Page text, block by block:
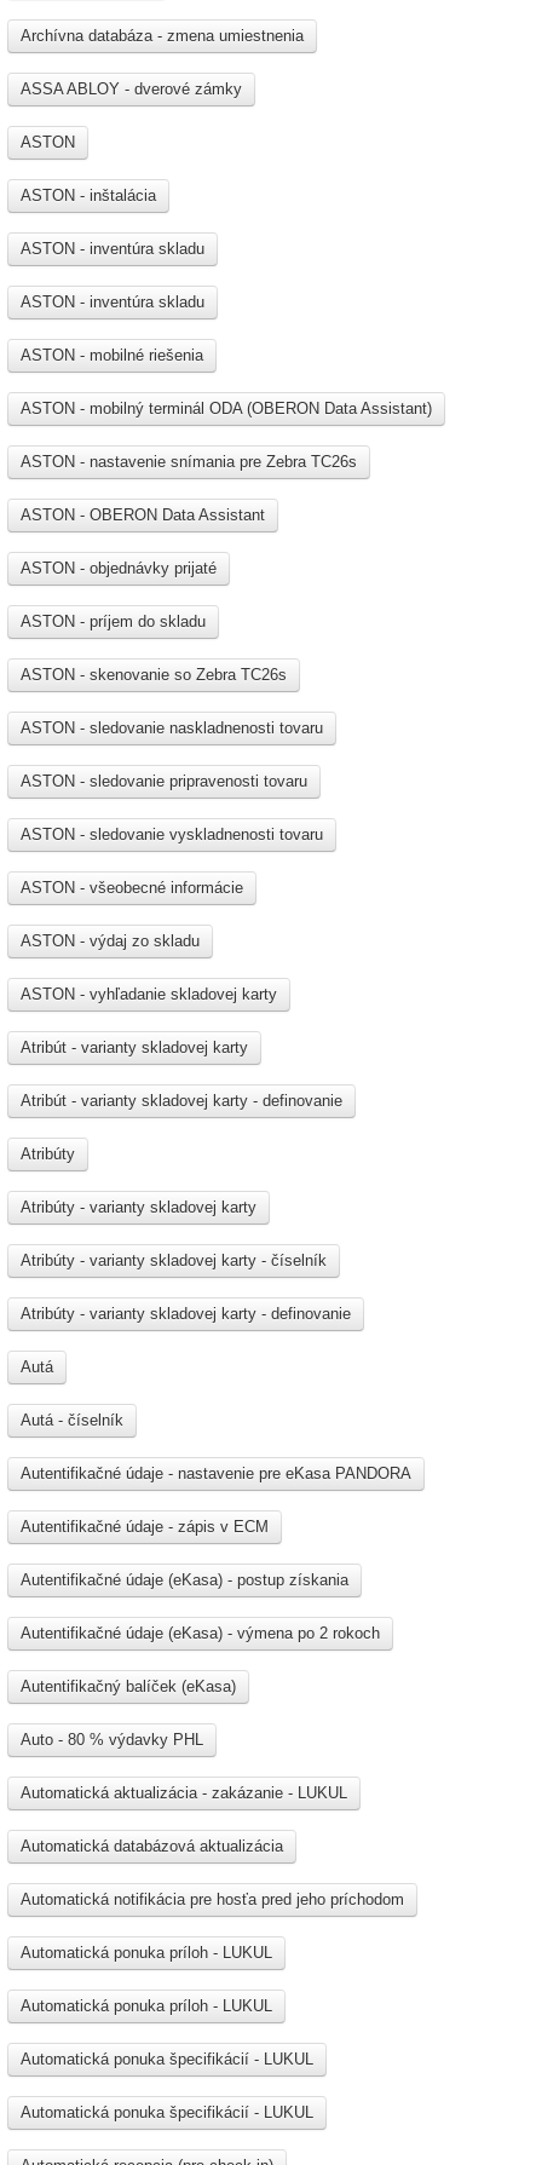
Archívna databáza - zmena umiestnenia
ASSA ABLOY - dverové zámky
ASTON
ASTON - inštalácia
ASTON - inventúra skladu
ASTON - inventúra skladu
ASTON - mobilné riešenia
ASTON - mobilný terminál ODA (OBERON Data Assistant)
ASTON - nastavenie snímania pre Zebra TC26s
ASTON - OBERON Data Assistant
ASTON - objednávky prijaté
ASTON - príjem do skladu
ASTON - skenovanie so Zebra TC26s
ASTON - sledovanie naskladnenosti tovaru
ASTON - sledovanie pripravenosti tovaru
ASTON - sledovanie vyskladnenosti tovaru
ASTON - všeobecné informácie
ASTON - výdaj zo skladu
ASTON - vyhľadanie skladovej karty
Atribút - varianty skladovej karty
Atribút - varianty skladovej karty - definovanie
Atribúty
Atribúty - varianty skladovej karty
Atribúty - varianty skladovej karty - číselník
Atribúty - varianty skladovej karty - definovanie
Autá
Autá - číselník
Autentifikačné údaje - nastavenie pre eKasa PANDORA
Autentifikačné údaje - zápis v ECM
Autentifikačné údaje (eKasa) - postup získania
Autentifikačné údaje (eKasa) - výmena po 2 rokoch
Autentifikačný balíček (eKasa)
Auto - 80 % výdavky PHL
Automatická aktualizácia - zakázanie - LUKUL
Automatická databázová aktualizácia
Automatická notifikácia pre hosťa pred jeho príchodom
Automatická ponuka príloh - LUKUL
Automatická ponuka príloh - LUKUL
Automatická ponuka špecifikácií - LUKUL
Automatická ponuka špecifikácií - LUKUL